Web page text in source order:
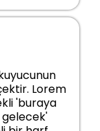
Lorem
'buraya